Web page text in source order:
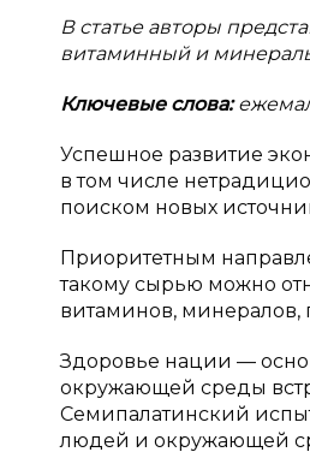
В статье авторы
витаминный и
Ключевые слова:
Успешное развитие
в том числе
поиском новых
Приоритетным
такому сырью можно
витаминов, минералов,
Здоровье нации —
окружающей среды
Семипалатинский
людей и окружающей